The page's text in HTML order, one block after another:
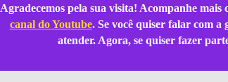
Agradecemos pela sua visita! Acompanhe mais
canal do Youtube. Se você quiser falar com a
atender. Agora, se quiser fazer